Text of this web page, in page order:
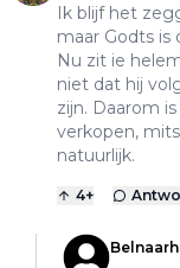
Ik blijf het
maar Godts
Nu zit ie
niet dat hij
zijn. Daarom
verkopen,
natuurlijk.
4+